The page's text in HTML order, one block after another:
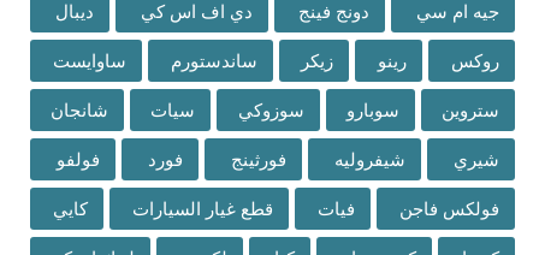
جيه ام سي دونج فينج دي اف اس كي ديبال
روكس رينو زيكر ساندستورم ساوايست
ستروين سوبارو سوزوكي سيات شانجان
شيري شيفروليه فورثينج فورد فولفو
فولكس فاجن فيات قطع غيار السيارات كايي